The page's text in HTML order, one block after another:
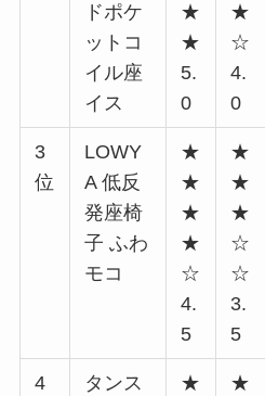
ドポケ
ットコ
イル座
イス
★
★
5.
0
★
☆
4.
0
3
位
LOWY
A 低反
発座椅
子 ふわ
モコ
★
★
★
★
☆
4.
5
★
★
★
☆
☆
3.
5
4
タンス
★
★